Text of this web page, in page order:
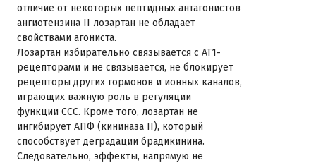
отличие от некоторых пептидных антагонистов
ангиотензина II лозартан не обладает
свойствами агониста.
Лозартан избирательно связывается с AT1-
рецепторами и не связывается, не блокирует
рецепторы других гормонов и ионных каналов,
играющих важную роль в регуляции
функции ССС. Кроме того, лозартан не
ингибирует АПФ (кининаза II), который
способствует деградации брадикинина.
Следовательно, эффекты, напрямую не